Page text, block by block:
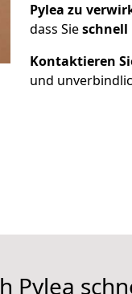
Pylea zu
dass Sieschnell
Kontaktieren
und
Pylea